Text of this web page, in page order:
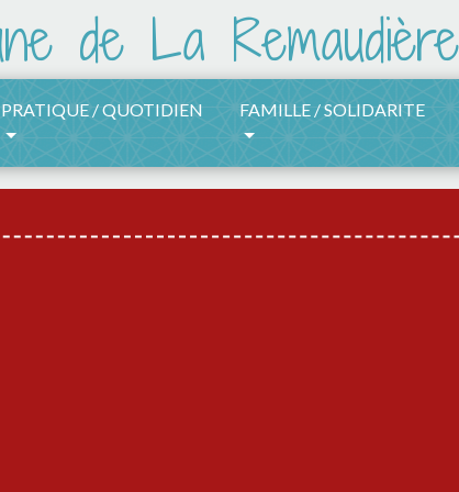
PRATIQUE / QUOTIDIEN FAMILLE / SOLIDARITE